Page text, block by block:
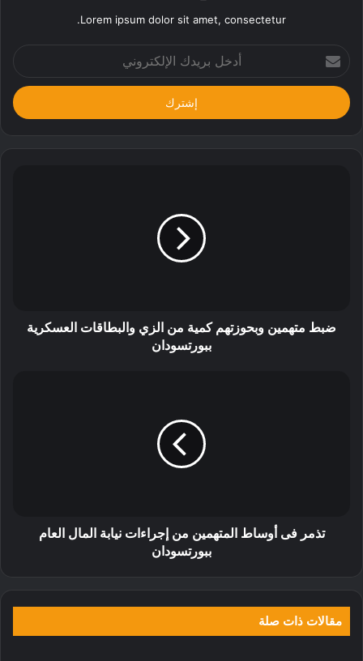
Lorem ipsum dolor sit amet, consectetur.
بريدك
الإلكتروني
ضبط متهمين وبحوزتهم كمية من الزي والبطاقات العسكرية
ببورتسودان
تذمر فى أوساط المتهمين من إجراءات نيابة المال العام
ببورتسودان
مقالات ذات صلة